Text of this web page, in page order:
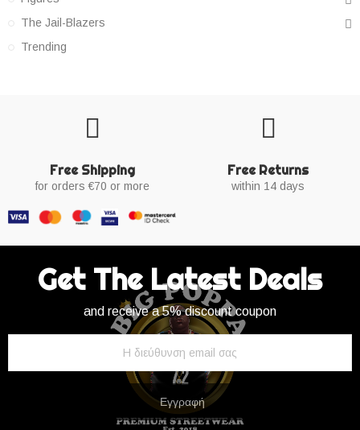
The Jail-Blazers
Trending
Free Shipping
for orders €70 or more
Free Returns
within 14 days
Get The Latest Deals
and receive a 5% discount coupon
Εγγραφή